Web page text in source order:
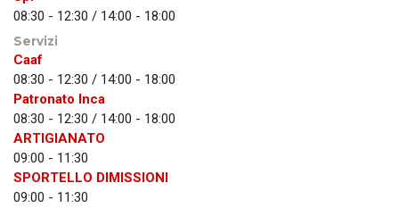
08:30 - 12:30 / 14:00 - 18:00
Servizi
Caaf
08:30 - 12:30 / 14:00 - 18:00
Patronato Inca
08:30 - 12:30 / 14:00 - 18:00
ARTIGIANATO
09:00 - 11:30
SPORTELLO DIMISSIONI
09:00 - 11:30